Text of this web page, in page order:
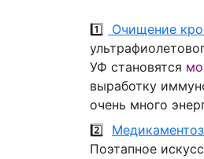
1️⃣ Очищение
УФ становятся
выработку
очень много
2️⃣
Поэтапное